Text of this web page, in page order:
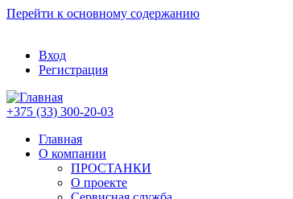
Перейти к основному содержанию
Вход
Регистрация
+375 (33) 300-20-03
Главная
О компании
ПРОСТАНКИ
О проекте